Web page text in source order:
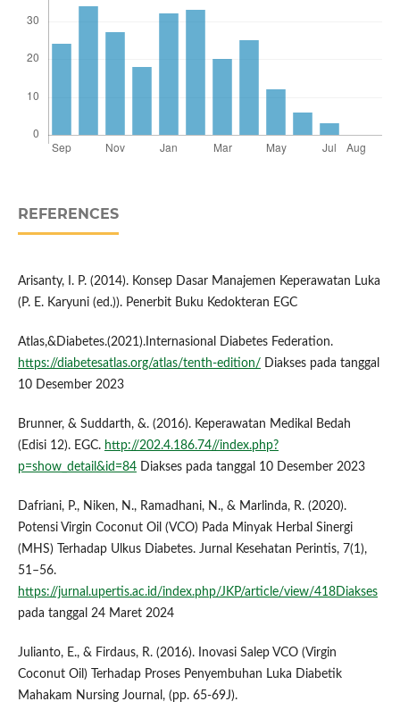
REFERENCES
Arisanty, I. P. (2014). Konsep Dasar Manajemen Keperawatan Luka
(P. E. Karyuni (ed.)). Penerbit Buku Kedokteran EGC
Atlas,&Diabetes.(2021).Internasional Diabetes Federation.
https://diabetesatlas.org/atlas/tenth-edition/ Diakses pada tanggal
10 Desember 2023
Brunner, & Suddarth, &. (2016). Keperawatan Medikal Bedah
(Edisi 12). EGC. http://202.4.186.74//index.php?
p=show_detail&id=84Diakses pada tanggal 10 Desember 2023
Dafriani, P., Niken, N., Ramadhani, N., & Marlinda, R. (2020).
Potensi Virgin Coconut Oil (VCO) Pada Minyak Herbal Sinergi
(MHS) Terhadap Ulkus Diabetes. Jurnal Kesehatan Perintis, 7(1),
51–56.
https://jurnal.upertis.ac.id/index.php/JKP/article/view/418Diakses
pada tanggal 24 Maret 2024
Julianto, E., & Firdaus, R. (2016). Inovasi Salep VCO (Virgin
Coconut Oil) Terhadap Proses Penyembuhan Luka Diabetik
Mahakam Nursing Journal, (pp. 65-69J).